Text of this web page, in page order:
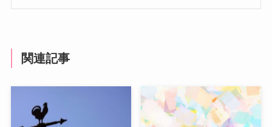
関連記事